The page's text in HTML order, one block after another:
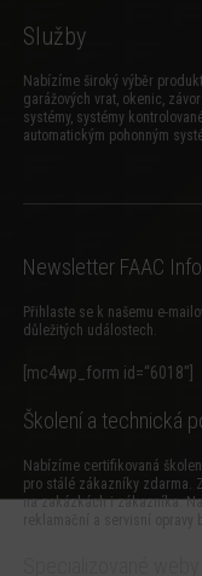
Služby
Nabízíme široký výběr
garážových vrat, okenic,
systémy, systémy
automatickým pohonným
Newsletter FAAC Info
Přihlaste se k našemu e-
důležitých událostech.
[mc4wp_form id=“6018″]
Školení a technická
Nabízíme certifikovaná
pro stálé zákazníky zdarma.
na zakázkách i zákazníka.